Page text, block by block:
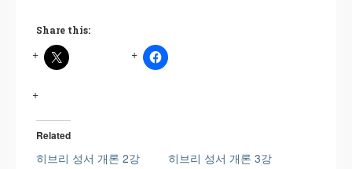
Share this:
Related
히브리 성서 개론 2강 히브리 성서 개론 3강